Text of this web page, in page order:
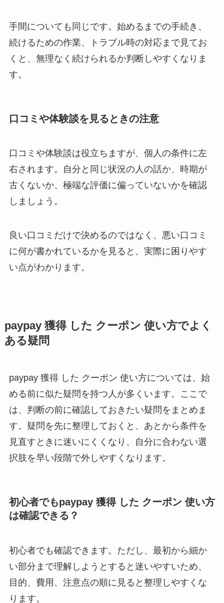
手間についても同じです。始めるまでの手続き、
続けるための作業、トラブル時の対応まで見てお
くと、無理なく続けられるか判断しやすくなりま
す。
口コミや体験談を見るときの注意
口コミや体験談は役立ちますが、個人の条件に左
右されます。自分と同じ状況の人の話か、時期が
古くないか、極端な評価に偏っていないかを確認
しましょう。
良い口コミだけで決めるのではなく、悪い口コミ
に何が書かれているかを見ると、実際に困りやす
い点がわかります。
paypay 獲得 した クーポン 使い方でよく
ある疑問
paypay 獲得 した クーポン 使い方については、始
める前に似た疑問を持つ人が多くいます。ここで
は、判断の前に確認しておきたい疑問をまとめま
す。疑問を先に整理しておくと、あとから条件を
見直すときに迷いにくくなり、自分に合わない選
択肢を早い段階で外しやすくなります。
初心者でもpaypay 獲得 した クーポン 使い方
は確認できる？
初心者でも確認できます。ただし、最初から細か
い部分まで理解しようとすると迷いやすいため、
目的、費用、注意点の順に見ると整理しやすくな
ります。